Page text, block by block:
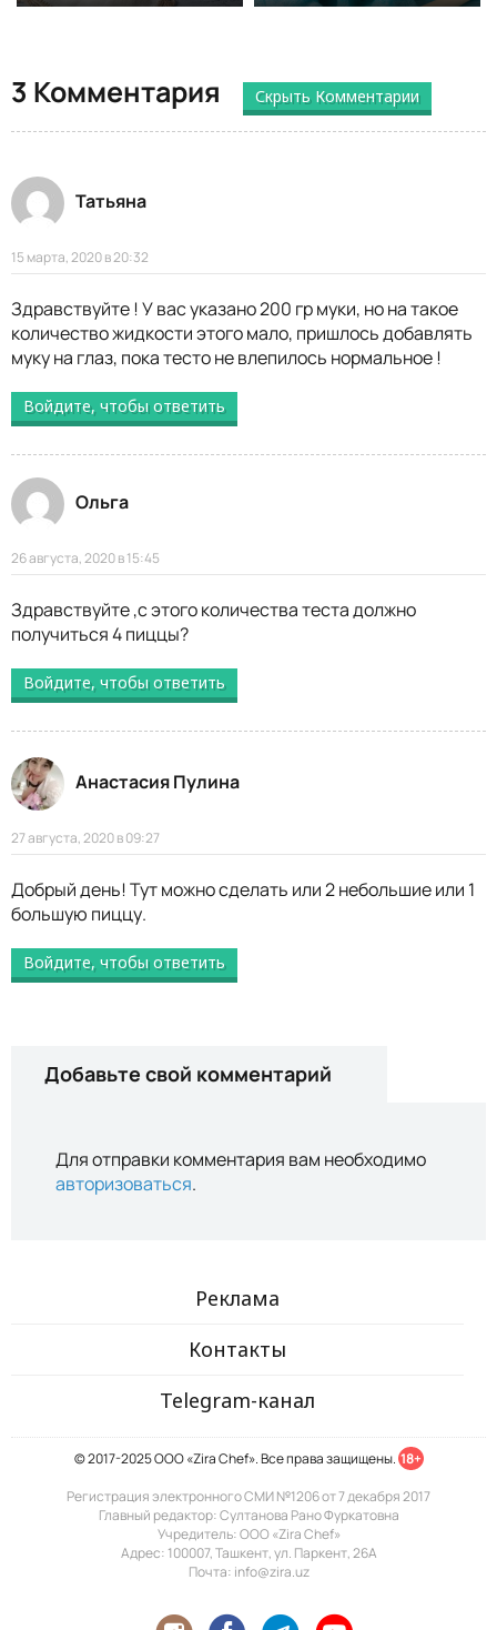
3 Комментария Скрыть Комментарии
Татьяна
15 марта, 2020 в 20:32
Здравствуйте ! У вас указано 200 гр муки, но на такое
количество жидкости этого мало, пришлось добавлять
муку на глаз, пока тесто не влепилось нормальное !
Войдите, чтобы ответить
Ольга
26 августа, 2020 в 15:45
Здравствуйте ,с этого количества теста должно
получиться 4 пиццы?
Войдите, чтобы ответить
Анастасия Пулина
27 августа, 2020 в 09:27
Добрый день! Тут можно сделать или 2 небольшие или 1
большую пиццу.
Войдите, чтобы ответить
Добавьте свой комментарий
Для отправки комментария вам необходимо
авторизоваться.
Реклама
Контакты
Telegram-канал
© 2017-2025 ООО «Zira Chef». Все права защищены. 18+
Регистрация электронного СМИ №1206 от 7 декабря 2017
Главный редактор: Султанова Рано Фуркатовна
Учредитель: ООО «Zira Chef»
Адрес: 100007, Ташкент, ул. Паркент, 26А
Почта: info@zira.uz